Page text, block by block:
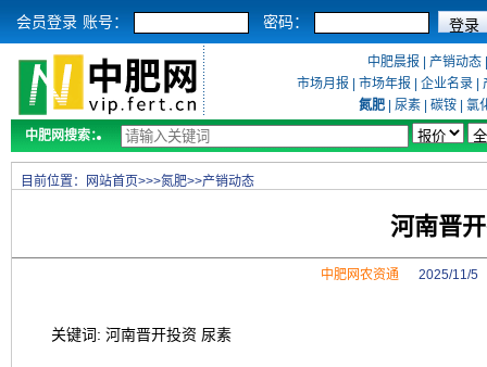
会员登录 账号： 密码：
中肥晨报 产销动态
市场月报
市场年报 企业名录
氮肥
尿素 碳铵
氯
中肥网搜索：
目前位置： 网站首页>>>氮肥>>产销动态
河南晋
中肥网农资通 2025/11/5
关键词: 河南晋开投资 尿素